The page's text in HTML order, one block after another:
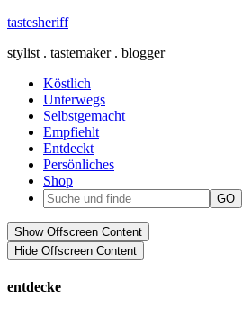
tastesheriff
stylist . tastemaker . blogger
Köstlich
Unterwegs
Selbstgemacht
Empfiehlt
Entdeckt
Persönliches
Shop
Show Offscreen Content
Hide Offscreen Content
entdecke